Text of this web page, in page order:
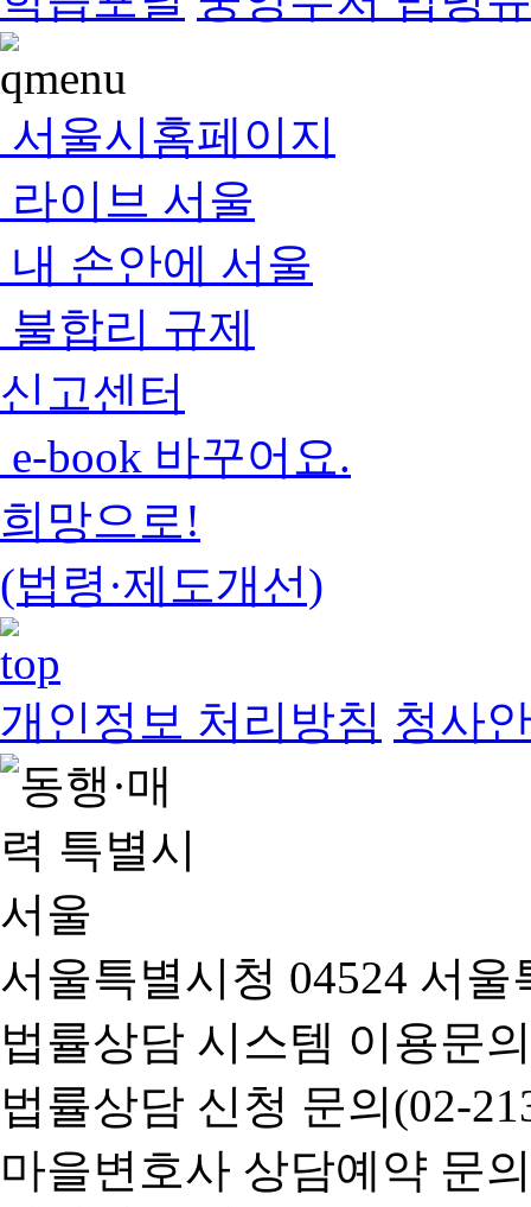
서울시홈페이지
라이브 서울
내 손안에 서울
불합리 규제
신고센터
e-book 바꾸어요.
희망으로!
(법령·제도개선)
개인정보 처리방침 청사
서울특별시청 04524 서
법률상담 시스템 이용문
법률상담 신청 문의(02-
마을변호사 상담예약 문